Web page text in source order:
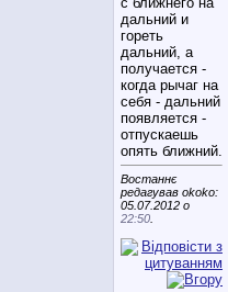
дальний и
гореть
дальний, а
получается -
когда рычаг на
себя - дальний
появляется -
отпускаешь
опять ближний.
Востаннє
редагував okoko:
05.07.2012 о
22:50